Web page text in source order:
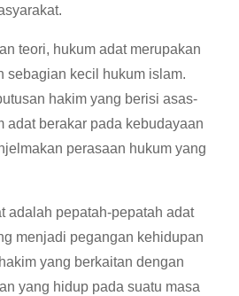
teori, hukum adat merupakan
sebagian kecil hukum islam.
hakim yang berisi asas-
adat berakar pada kebudayaan
perasaan hukum yang
adalah pepatah-pepatah adat
menjadi pegangan kehidupan
yang berkaitan dengan
yang hidup pada suatu masa